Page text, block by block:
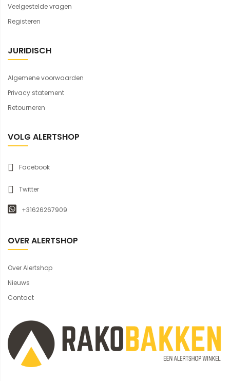
Veelgestelde vragen
Registeren
JURIDISCH
Algemene voorwaarden
Privacy statement
Retourneren
VOLG ALERTSHOP
Facebook
Twitter
+31626267909
OVER ALERTSHOP
Over Alertshop
Nieuws
Contact